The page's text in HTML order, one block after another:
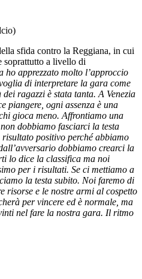
sfida contro la Reggiana, in cui
soprattutto a livello di
ho apprezzato molto l’approccio
di interpretare la gara come
ragazzi è stata tanta. A Venezia
piangere, ogni assenza è una
gioca meno. Affrontiamo una
dobbiamo fasciarci la testa
positivo perché abbiamo
dobbiamo crearci la
lo dice la classifica ma noi
per i risultati. Se ci mettiamo a
la testa subito. Noi faremo di
risorse e le nostre armi al cospetto
per vincere ed è normale, ma
nel fare la nostra gara. Il ritmo